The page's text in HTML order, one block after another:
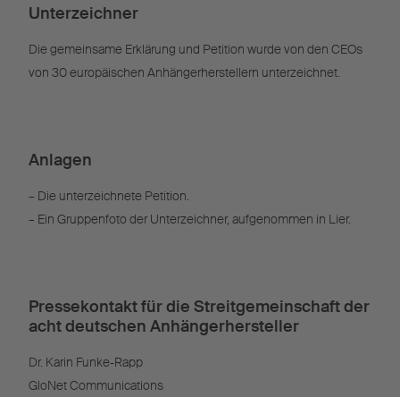
Unterzeichner
Die gemeinsame Erklärung und Petition wurde von den CEOs
von 30 europäischen Anhängerherstellern unterzeichnet.
Anlagen
– Die unterzeichnete Petition.
– Ein Gruppenfoto der Unterzeichner, aufgenommen in Lier.
Pressekontakt für die Streitgemeinschaft der
acht deutschen Anhängerhersteller
Dr. Karin Funke-Rapp
GloNet Communications